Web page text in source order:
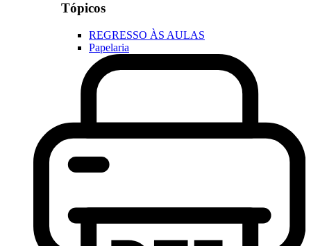
Tópicos
REGRESSO ÀS AULAS
Papelaria